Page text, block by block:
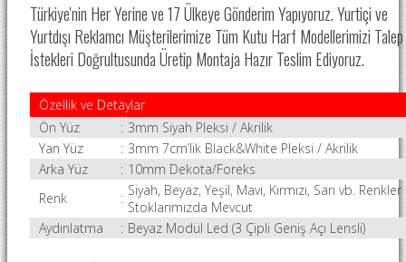
Türkiye'nin Her Yerine ve 17 Ülkeye Gönderim Yapıyoruz. Yurtiçi ve
Yurtdışı Reklamcı Müşterilerimize Tüm Kutu Harf Modellerimizi
İstekleri Doğrultusunda Üretip Montaja Hazır Teslim Ediyoruz.
Özellik ve Detaylar
Ön Yüz
: 3mm Siyah Pleksi / Akrilik
Yan Yüz
: 3mm 7cm’lik Black&White Pleksi / Akrilik
Arka Yüz
: 10mm Dekota/Foreks
Renk
: Siyah, Beyaz, Yeşil, Mavi, Kırmızı, Sarı vb. Renkler
Stoklarımızda Mevcut
Aydınlatma
: Beyaz Modül Led (3 Çipli Geniş Açı Lensli)